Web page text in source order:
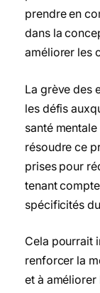
prendre en
dans la
améliorer les
La grève des
les défis
santé
résoudre ce
prises pour
tenant
spécificités
Cela pourrait
renforcer la
et à